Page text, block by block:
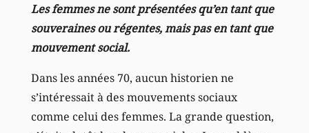
Les femmes ne sont présentées qu’en tant que
souveraines ou régentes, mais pas en tant que
mouvement social.
Dans les années 70, aucun historien ne
s’intéressait à des mouvements sociaux
comme celui des femmes. La grande question,